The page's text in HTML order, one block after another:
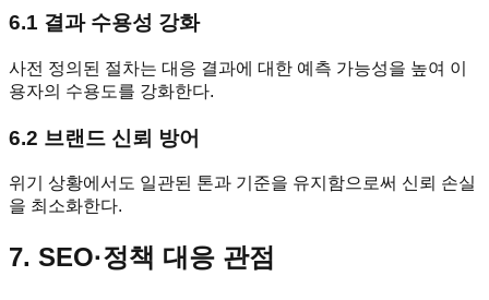
6.1 결과 수용성 강화
사전 정의된 절차는 대응 결과에 대한 예측 가능성을 높여 이
용자의 수용도를 강화한다.
6.2 브랜드 신뢰 방어
위기 상황에서도 일관된 톤과 기준을 유지함으로써 신뢰 손실
을 최소화한다.
7. SEO·정책 대응 관점